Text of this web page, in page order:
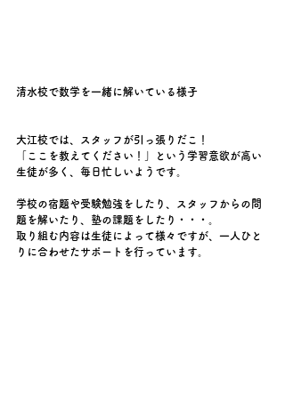
清水校で数学を一緒に解いている様子
大江校では、スタッフが引っ張りだこ！
「ここを教えてください！」という学習意欲が高い
生徒が多く、毎日忙しいようです。
学校の宿題や受験勉強をしたり、スタッフからの問
題を解いたり、塾の課題をしたり・・・。
取り組む内容は生徒によって様々ですが、一人ひと
りに合わせたサポートを行っています。